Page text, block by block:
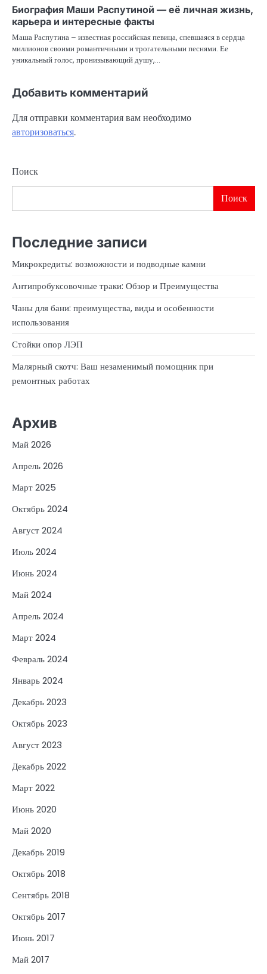
Биография Маши Распутиной — её личная жизнь,
карьера и интересные факты
Маша Распутина – известная российская певица, спевшаяся в сердца
миллионов своими романтичными и трогательными песнями. Ее
уникальный голос, пронизывающий душу,…
Добавить комментарий
Для отправки комментария вам необходимо
авторизоваться.
Поиск
Поиск
Последние записи
Микрокредиты: возможности и подводные камни
Антипробуксовочные траки: Обзор и Преимущества
Чаны для бани: преимущества, виды и особенности
использования
Стойки опор ЛЭП
Малярный скотч: Ваш незаменимый помощник при
ремонтных работах
Архив
Май 2026
Апрель 2026
Март 2025
Октябрь 2024
Август 2024
Июль 2024
Июнь 2024
Май 2024
Апрель 2024
Март 2024
Февраль 2024
Январь 2024
Декабрь 2023
Октябрь 2023
Август 2023
Декабрь 2022
Март 2022
Июнь 2020
Май 2020
Декабрь 2019
Октябрь 2018
Сентябрь 2018
Октябрь 2017
Июнь 2017
Май 2017